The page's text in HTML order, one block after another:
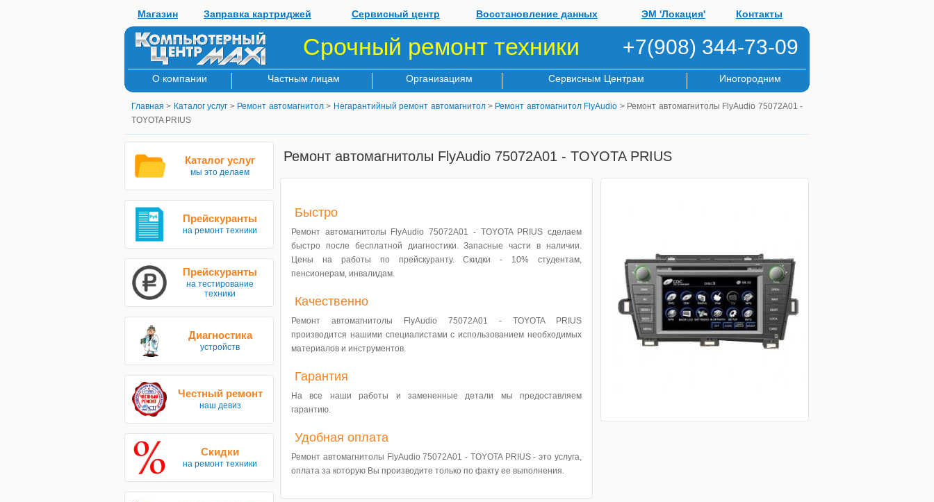
Магазин Заправка картриджей Сервисный центр Восстановление данных ЭМ 'Локация' Контакты
Срочный ремонт техники +7(908) 344-73-09
О компании Частным лицам Организациям Сервисным Центрам Иногородним
Главная > Каталог услуг > Ремонт автомагнитол> Негарантийный ремонт автомагнитол> Ремонт автомагнитол FlyAudio > Ремонт автомагнитолы FlyAudio 75072A01 -
TOYOTA PRIUS
Каталог услуг
мы это делаем
Прейскуранты
на ремонт техники
Прейскуранты
на тестирование
техники
Диагностика
устройств
Честный ремонт
наш девиз
Скидки
на ремонт техники
Ремонт автомагнитолы FlyAudio 75072A01 - TOYOTA PRIUS
Быстро
Ремонт автомагнитолы FlyAudio 75072A01 - TOYOTA PRIUS сделаем
быстро после бесплатной диагностики. Запасные части в наличии.
Цены на работы по прейскуранту. Скидки - 10% студентам,
пенсионерам, инвалидам.
Качественно
Ремонт автомагнитолы FlyAudio 75072A01 - TOYOTA PRIUS
производится нашими специалистами с использованием необходимых
материалов и инструментов.
Гарантия
На все наши работы и замененные детали мы предоставляем
гарантию.
Удобная оплата
Ремонт автомагнитолы FlyAudio 75072A01 - TOYOTA PRIUS - это услуга,
оплата за которую Вы производите только по факту ее выполнения.